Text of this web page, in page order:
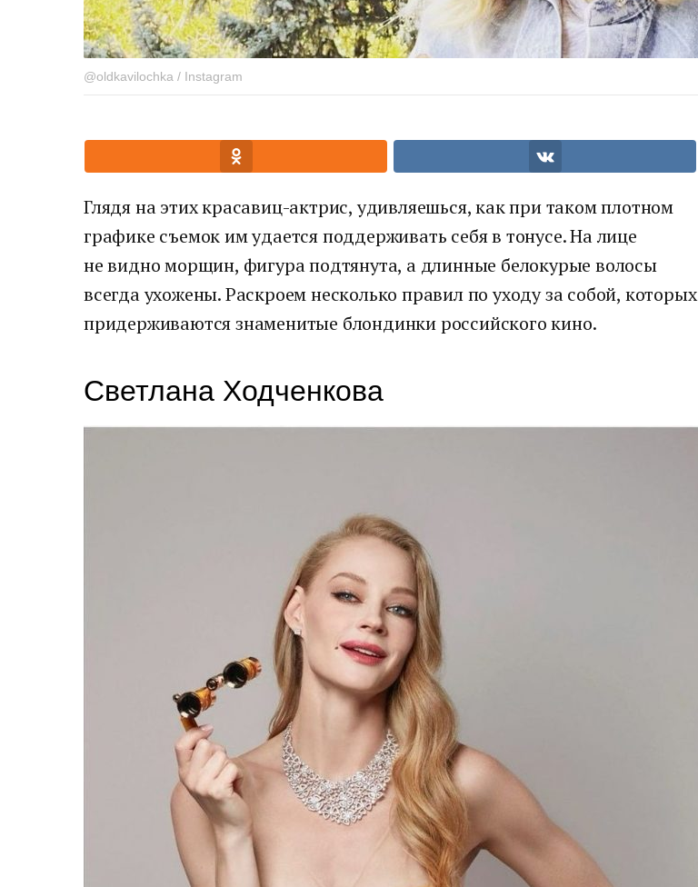
@oldkavilochka / Instagram
Глядя на этих красавиц-актрис, удивляешься, как при таком плотном
графике съемок им удается поддерживать себя в тонусе. На лице
не видно морщин, фигура подтянута, а длинные белокурые волосы
всегда ухожены. Раскроем несколько правил по уходу за собой, которых
придерживаются знаменитые блондинки российского кино.
Светлана Ходченкова